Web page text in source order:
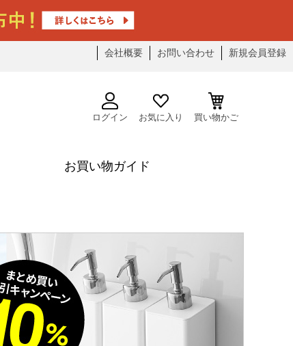
会社概要 お問い合わせ 新規会員登録
ログイン お気に入り 買い物かご
お買い物ガイド